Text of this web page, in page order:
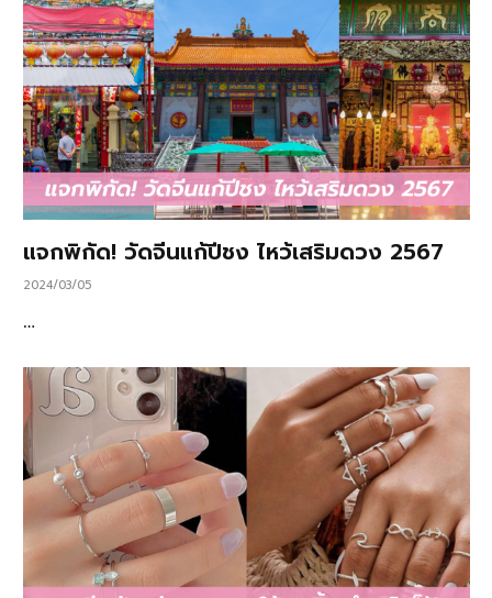
แจกพิกัด! วัดจีนแก้ปีชง ไหว้เสริมดวง 2567
2024/03/05
…